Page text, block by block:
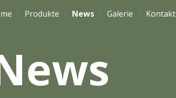
to navigation
Produkte News Galerie Kontakt